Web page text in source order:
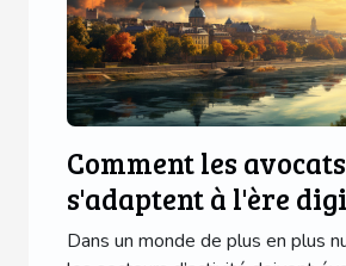
Comment les
s'adaptent à l'ère
Dans un monde de plus en plus